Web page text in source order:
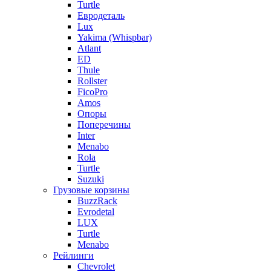
Turtle
Евродеталь
Lux
Yakima (Whispbar)
Atlant
ED
Thule
Rollster
FicoPro
Amos
Опоры
Поперечины
Inter
Menabo
Rola
Turtle
Suzuki
Грузовые корзины
BuzzRack
Evrodetal
LUX
Turtle
Menabo
Рейлинги
Chevrolet